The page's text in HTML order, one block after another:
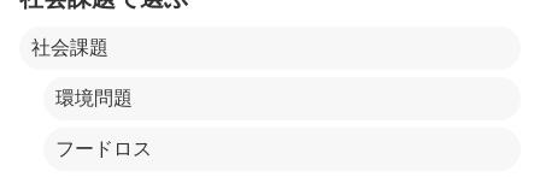
社会課題
環境問題
フードロス